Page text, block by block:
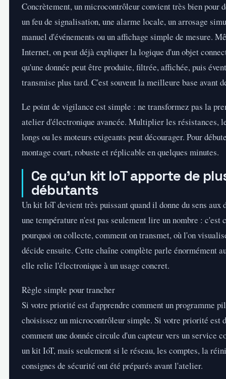
Concrètement, un microcontrôleur convient très bien pour
un feu de signalisation, une alarme locale, un arrosage
manuel d'événements ou un affichage simple de mesure.
Internet, on peut déjà expliquer la logique d'un objet
qu'une donnée peut être produite, filtrée, affichée, puis
transmise plus tard. C'est souvent la meilleure base avant
Le point de vigilance est simple : ne transformez pas la
atelier d'électronique avancée. Multiplier les résistances,
longs ou les moteurs exigeants peut décourager. Pour
montage court, robuste et réplicable en quelques minutes.
Ce qu'un kit IoT apporte de
débutants
Un kit IoT devient très puissant quand il donne du sens aux
une température n'est pas seulement lire un nombre : c'est
pourquoi on collecte, comment on transmet, où l'on
décide ensuite. Cette chaîne complète parle énormément
elle relie l'électronique à un usage concret.
Règle simple pour trancher
Si votre priorité est d'apprendre comment un programme
choisissez un microcontrôleur simple. Si votre priorité est
comment une donnée circule d'un capteur vers un service
un kit IoT, mais seulement si le réseau, les comptes, la
consignes de sécurité ont été préparés avant l'atelier.